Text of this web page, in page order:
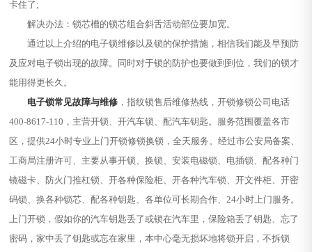
卡住了;
解决办法：锁芯槽的锁芯组合斜舌活动部位要加宽。
通过以上介绍的电子锁维修以及锁的保护措施，相信我们能及早预防
及应对电子锁出现的故障。同时对于锁的防护也要做到到位，我们的锁才
能用得更长久。
电子锁常见故障与维修 ，指纹锁售后维修热线，开锁修锁公司电话
400-8617-110，主营开锁、开汽车锁、配汽车钥匙。服务范围覆盖各市
区，提供24小时专业上门开锁修锁换锁，全天服务。经过市公安局备案、
工商局注册许可、主要从事开锁、换锁、安装电磁锁、电插锁、配各种门
镜磁卡、防火门推杠锁、开各种保险柜、开各种汽车锁、开文件柜、开密
码锁、换各种锁芯、配各种钥匙、各单位可长期合作、24小时上门服务。
上门开锁，假如你的汽车钥匙丢了或锁在汽车里，保险箱丢了钥匙、忘了
密码，家中丢了钥匙或忘在家里，本中心毫无损坏地将锁开启，不拆锁